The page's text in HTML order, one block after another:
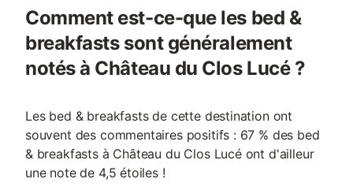
Comment est-ce-que les bed &
breakfasts sont généralement
notés à Château du Clos Lucé ?
Les bed & breakfasts de cette destination ont
souvent des commentaires positifs : 67 % des bed
& breakfasts à Château du Clos Lucé ont d'ailleur
une note de 4,5 étoiles !